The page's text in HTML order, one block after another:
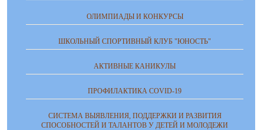
ОЛИМПИАДЫ И КОНКУРСЫ
ШКОЛЬНЫЙ СПОРТИВНЫЙ КЛУБ "ЮНОСТЬ"
АКТИВНЫЕ КАНИКУЛЫ
ПРОФИЛАКТИКА COVID-19
СИСТЕМА ВЫЯВЛЕНИЯ, ПОДДЕРЖКИ И РАЗВИТИЯ
СПОСОБНОСТЕЙ И ТАЛАНТОВ У ДЕТЕЙ И МОЛОДЕЖИ